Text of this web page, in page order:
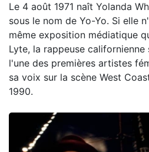
Le 4 août 1971 naît Yolanda
sous le nom de Yo-Yo. Si elle
même exposition médiatique
Lyte, la rappeuse
l'une des premières artistes
sa voix sur la scène West
1990.